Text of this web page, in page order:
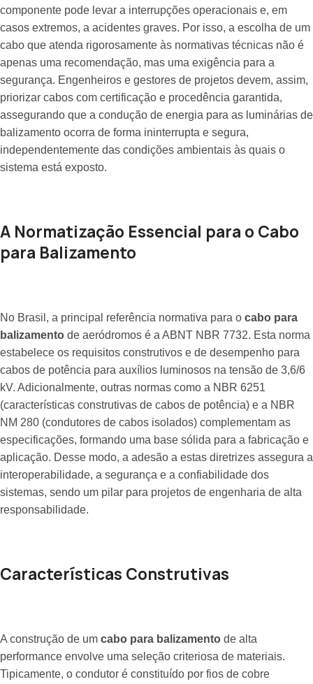
componente pode levar a interrupções operacionais e, em
casos extremos, a acidentes graves. Por isso, a escolha de um
cabo que atenda rigorosamente às normativas técnicas não é
apenas uma recomendação, mas uma exigência para a
segurança. Engenheiros e gestores de projetos devem, assim,
priorizar cabos com certificação e procedência garantida,
assegurando que a condução de energia para as luminárias de
balizamento ocorra de forma ininterrupta e segura,
independentemente das condições ambientais às quais o
sistema está exposto.
A Normatização Essencial para o Cabo
para Balizamento
No Brasil, a principal referência normativa para o cabo para
balizamento de aeródromos é a ABNT NBR 7732. Esta norma
estabelece os requisitos construtivos e de desempenho para
cabos de potência para auxílios luminosos na tensão de 3,6/6
kV. Adicionalmente, outras normas como a NBR 6251
(características construtivas de cabos de potência) e a NBR
NM 280 (condutores de cabos isolados) complementam as
especificações, formando uma base sólida para a fabricação e
aplicação. Desse modo, a adesão a estas diretrizes assegura a
interoperabilidade, a segurança e a confiabilidade dos
sistemas, sendo um pilar para projetos de engenharia de alta
responsabilidade.
Características Construtivas
A construção de um cabo para balizamento de alta
performance envolve uma seleção criteriosa de materiais.
Tipicamente, o condutor é constituído por fios de cobre